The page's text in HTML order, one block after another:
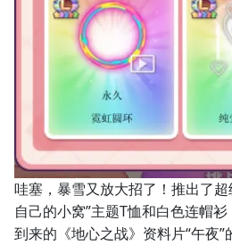
哇塞，暴雪又放大招了！推出了
自己的小窝”主题T恤和白色连帽
到来的《地心之战》资料片“午夜